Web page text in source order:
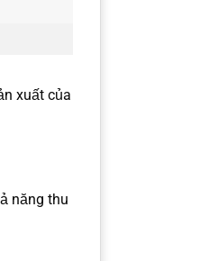
xuất của
năng thu